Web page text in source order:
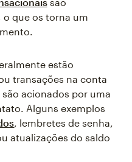
que os torna um
estão
transações na conta
acionados por uma
Alguns exemplos
, lembretes de senha,
atualizações do saldo